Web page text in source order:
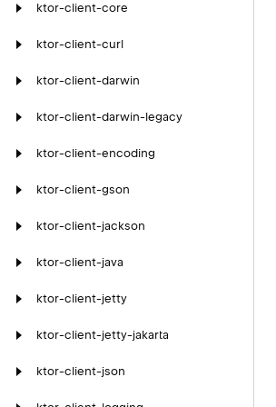
ktor-client-core
ktor-client-curl
ktor-client-darwin
ktor-client-darwin-legacy
ktor-client-encoding
ktor-client-gson
ktor-client-jackson
ktor-client-java
ktor-client-jetty
ktor-client-jetty-jakarta
ktor-client-json